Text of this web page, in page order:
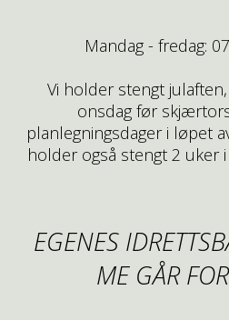
Mandag - fredag:
Vi holder stengt
onsdag før
planlegningsdager i løpet
holder også stengt 2 uker
EGENES
ME GÅR